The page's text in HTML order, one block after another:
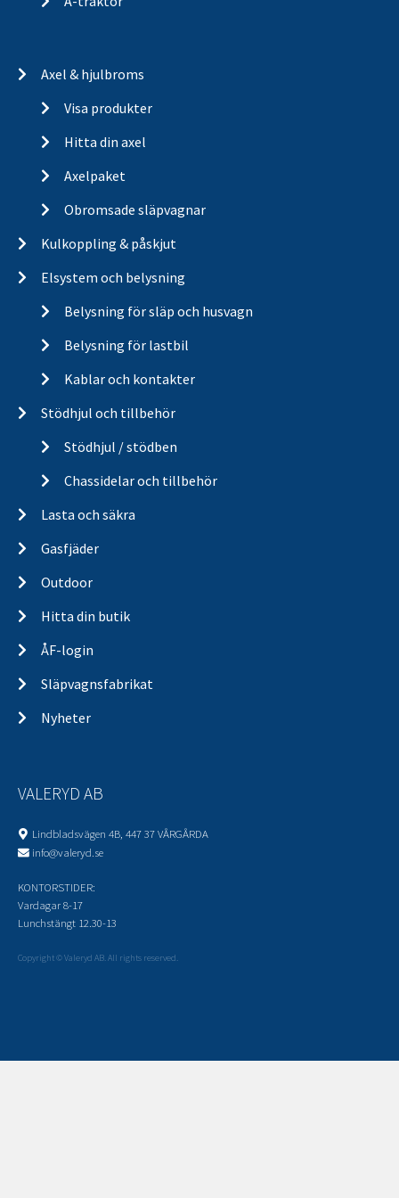
Axel & hjulbroms
Visa produkter
Hitta din axel
Axelpaket
Obromsade släpvagnar
Kulkoppling & påskjut
Elsystem och belysning
Belysning för släp och husvagn
Belysning för lastbil
Kablar och kontakter
Stödhjul och tillbehör
Stödhjul / stödben
Chassidelar och tillbehör
Lasta och säkra
Gasfjäder
Outdoor
Hitta din butik
ÅF-login
Släpvagnsfabrikat
Nyheter
VALERYD AB
Lindbladsvägen 4B, 447 37 VÅRGÅRDA
info@valeryd.se
KONTORSTIDER:
Vardagar 8-17
Lunchstängt 12.30-13
Copyright © Valeryd AB. All rights reserved.